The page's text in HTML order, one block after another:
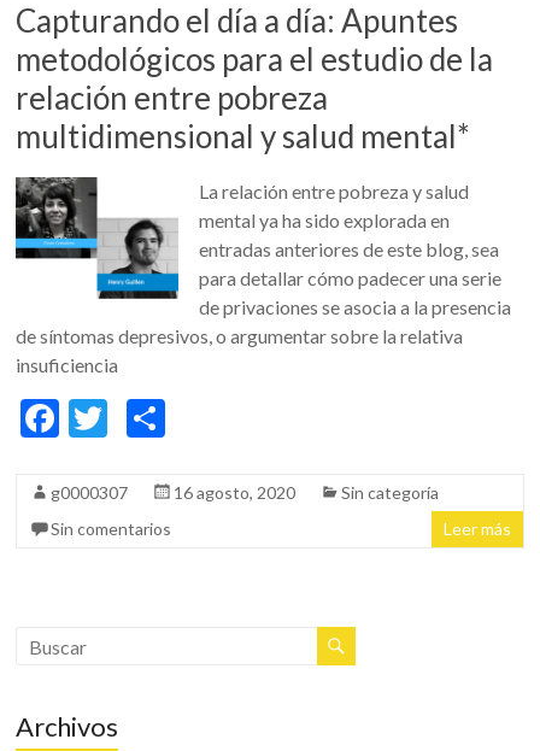
Capturando el día a día: Apuntes
metodológicos para el estudio de la
relación entre pobreza
multidimensional y salud mental*
La relación entre pobreza y salud
mental ya ha sido explorada en
entradas anteriores de este blog, sea
para detallar cómo padecer una serie
de privaciones se asocia a la presencia
de síntomas depresivos, o argumentar sobre la relativa
insuficiencia
F
e
b
k
T
itt
er
m
p
g0000307 16 agosto, 2020
Sin categoría
Sin comentarios
Leer más
Archivos